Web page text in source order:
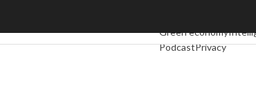
Green economy
PodcastPrivacy